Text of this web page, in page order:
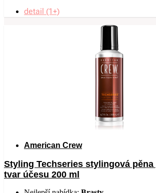
detail (1+)
American Crew
Styling Techseries stylingová
tvar účesu 200 ml